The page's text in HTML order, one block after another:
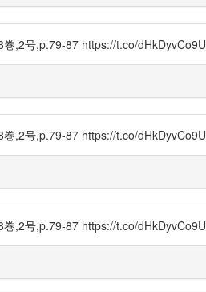
,2号,p.79-87 https://t.co/dHkDyvCo9U
,2号,p.79-87 https://t.co/dHkDyvCo9U
,2号,p.79-87 https://t.co/dHkDyvCo9U